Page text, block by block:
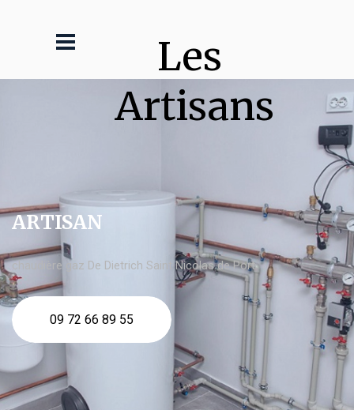
Les
Artisans
ARTISAN
chaudière gaz De Dietrich Saint Nicolas de Port
09 72 66 89 55